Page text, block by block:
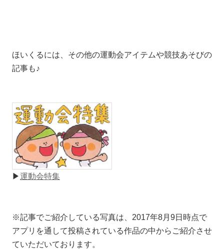
ほいくるには、その他の運動会アイテムや競技あそびの
記事も♪
▶運動会特集
※記事でご紹介している写真は、2017年8月9日時点で
アプリを通して投稿されている作品の中からご紹介させ
ていただいております。